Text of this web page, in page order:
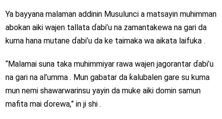
Ya bayyana malaman addinin Musulunci a matsayin muhimman
abokan aiki wajen tallata ɗabi’u na zamantakewa na gari da
kuma hana mutane ɗabi’u da ke taimaka wa aikata laifuka .
“Malamai suna taka muhimmiyar rawa wajen jagorantar ɗabi’u
na gari na al’umma . Mun gabatar da ƙalubalen gare su kuma
mun nemi shawarwarinsu yayin da muke aiki domin samun
mafita mai ɗorewa,” in ji shi .